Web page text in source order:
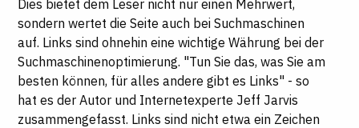
Dies bietet dem Leser nicht nur einen Mehrwert,
sondern wertet die Seite auch bei Suchmaschinen
auf. Links sind ohnehin eine wichtige Währung bei der
Suchmaschinenoptimierung. "Tun Sie das, was Sie am
besten können, für alles andere gibt es Links" - so
hat es der Autor und Internetexperte Jeff Jarvis
zusammengefasst. Links sind nicht etwa ein Zeichen